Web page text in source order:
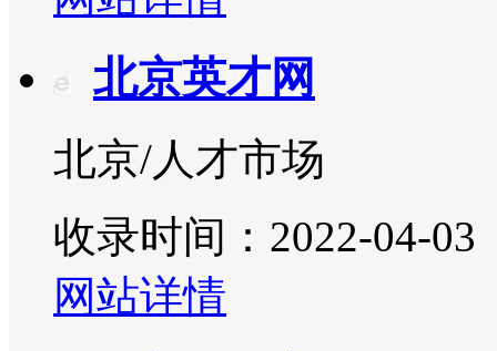
北京英才网
北京/人才市场
收录时间：2022-04-03
网站详情